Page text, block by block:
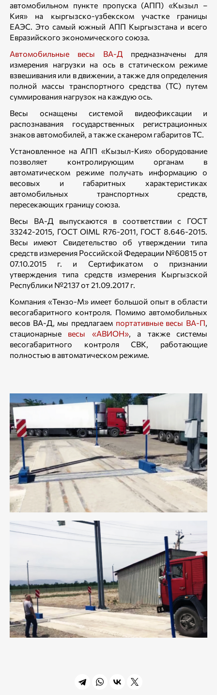
автомобильном пункте пропуска (АПП) «Кызыл –
Кия» на кыргызско-узбекском участке границы
ЕАЭС. Это самый южный АПП Кыргызстана и всего
Евразийского экономического союза.
Автомобильные весы ВА-Д предназначены для
измерения нагрузки на ось в статическом режиме
взвешивания или в движении, а также для определения
полной массы транспортного средства (ТС) путем
суммирования нагрузок на каждую ось.
Весы оснащены системой видеофиксации и
распознавания государственных регистрационных
знаков автомобилей, а также сканером габаритов ТС.
Установленное на АПП «Кызыл-Кия» оборудование
позволяет контролирующим органам в
автоматическом режиме получать информацию о
весовых и габаритных характеристиках
автомобильных транспортных средств,
пересекающих границу союза.
Весы ВА-Д выпускаются в соответствии с ГОСТ
33242-2015, ГОСТ OIML R76-2011, ГОСТ 8.646-2015.
Весы имеют Свидетельство об утверждении типа
средств измерения Российской Федерации №60815 от
07.10.2015 г. и Сертификатом о признании
утверждения типа средств измерения Кыргызской
Республики №2137 от 21.09.2017 г.
Компания «Тензо-М» имеет большой опыт в области
весогабаритного контроля. Помимо автомобильных
весов ВА-Д, мы предлагаем портативные весы ВА-П,
стационарные весы «АВИОН», а также системы
весогабаритного контроля СВК, работающие
полностью в автоматическом режиме.